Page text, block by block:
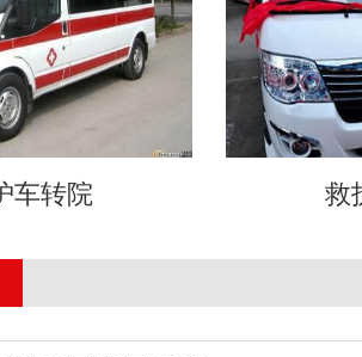
车转院 救